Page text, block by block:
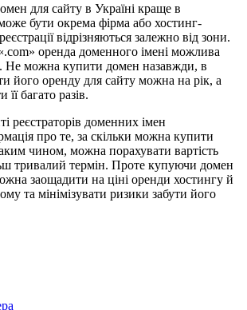
для сайту в Україні краще в
бути окрема фірма або хостинг-
відрізняються залежно від зони.
оренда доменного імені можлива
Не можна купити домен назавжди, в
його оренду для сайту можна на рік, а
багато разів.
реєстраторів доменних імен
про те, за скільки можна купити
чином, можна порахувати вартість
тривалий термін. Проте купуючи домен
заощадити на ціні оренди хостингу й
та мінімізувати ризики забути його